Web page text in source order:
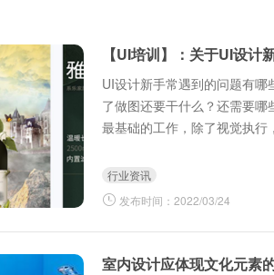
【UI培训】：关于UI设
UI设计新手常遇到的问题有
了做图还要干什么？还需要
最基础的工作，除了视觉执
行业资讯
发布时间：2022/03/24
室内设计应体现文化元素